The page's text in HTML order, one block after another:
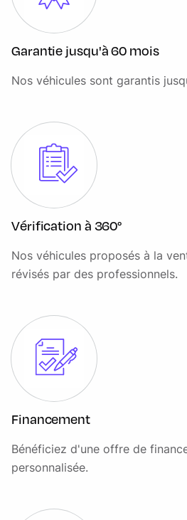
Teleservices
Verrouillage centralisé
Garantie jusqu'à 60 mois
Nos véhicules sont garantis
Vérification à 360°
Nos véhicules proposés à la
révisés par des professionnels.
Financement
Bénéficiez d'une offre de
personnalisée.